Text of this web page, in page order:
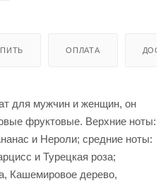
ОПЛАТА
для мужчин и женщин, он
фруктовые. Верхние ноты:
и Нероли; средние ноты:
и Турецкая роза;
Кашемировое дерево,